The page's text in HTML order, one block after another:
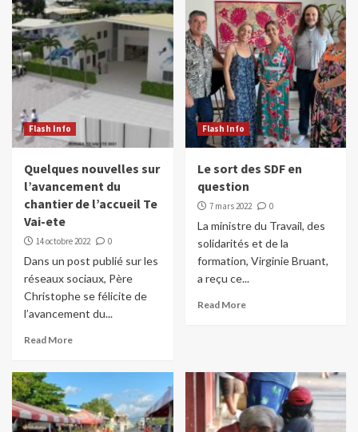
Flash Info
Quelques nouvelles sur
l’avancement du
chantier de l’accueil Te
Vai-ete
14 octobre 2022 0
Dans un post publié sur les
réseaux sociaux, Père
Christophe se félicite de
l’avancement du...
Read More
Flash Info
Le sort des SDF en
question
7 mars 2022 0
La ministre du Travail, des
solidarités et de la
formation, Virginie Bruant,
a reçu ce...
Read More